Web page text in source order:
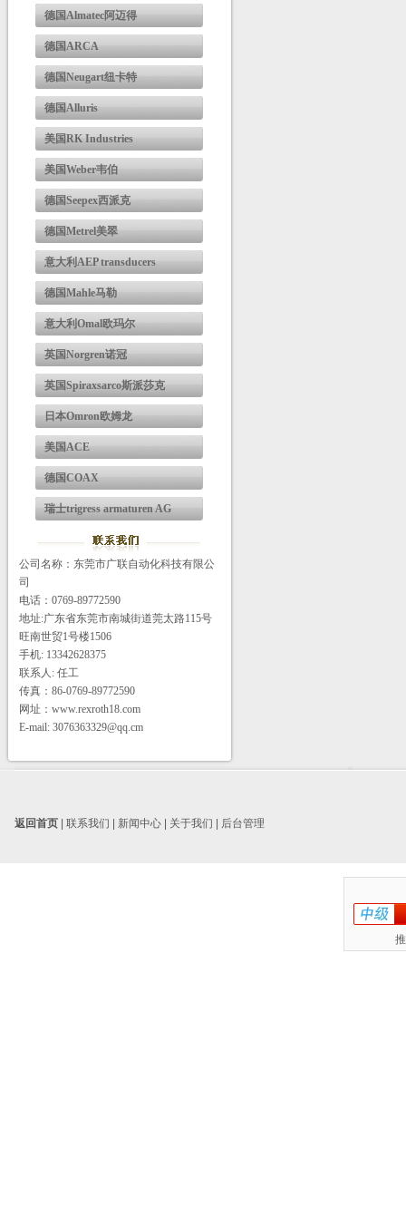
德国Almatec阿迈得
德国ARCA
德国Neugart纽卡特
德国Alluris
美国RK Industries
美国Weber韦伯
德国Seepex西派克
德国Metrel美翠
意大利AEP transducers
德国Mahle马勒
意大利Omal欧玛尔
英国Norgren诺冠
英国Spiraxsarco斯派莎克
日本Omron欧姆龙
美国ACE
德国COAX
瑞士trigress armaturen AG
公司名称：东莞市广联自动化科技有限公
司
电话：0769-89772590
地址:广东省东莞市南城街道莞太路115号
旺南世贸1号楼1506
手机: 13342628375
联系人: 任工
传真：86-0769-89772590
网址：www.rexroth18.com
E-mail: 3076363329@qq.cm
返回首页 联系我们 新闻中心 关于我们 后台管理